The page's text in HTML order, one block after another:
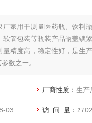
厂家用于测量医药瓶、饮料瓶
软管包装等瓶装产品瓶盖锁
量精度高，稳定性好，是生
数之一。
厂商性质：生产
03 访 问 量： 2702